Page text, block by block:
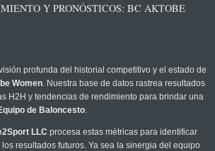
Y PRONÓSTICOS: BC AKTOBE
profunda del historial competitivo y el estado de
Women. Nuestra base de datos rastrea resultados
H2H y tendencias de rendimiento para brindar una
de Baloncesto.
LLC procesa estas métricas para identificar
resultados futuros. Ya sea la sinergia del equipo